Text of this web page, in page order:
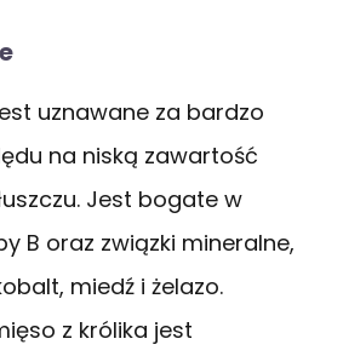
uznawane za bardzo
na niską zawartość
Jest bogate w
B oraz związki mineralne,
miedź i żelazo.
z królika jest